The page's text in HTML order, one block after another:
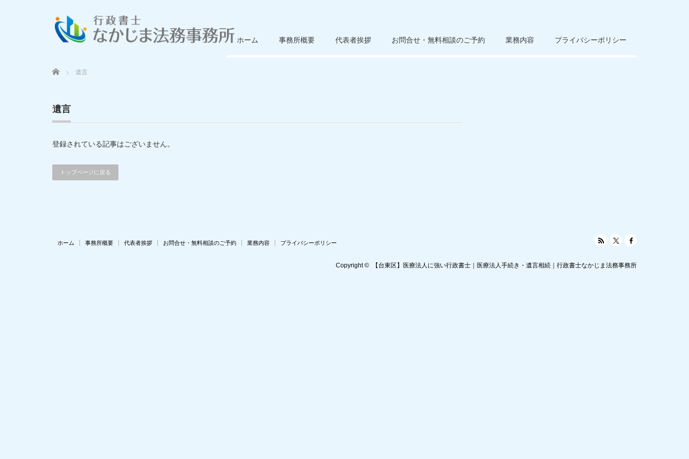
ホーム 事務所概要 代表者挨拶 お問合せ・無料相談のご予約 業務内容 プライバシーポリシー
Home 遺言
遺言
登録されている記事はございません。
トップページに戻る
ホーム 事務所概要 代表者挨拶 お問合せ・無料相談のご予約 業務内容 プライバシーポリシー
Copyright © 【台東区】医療法人に強い行政書士｜医療法人手続き・遺言相続｜行政書士なかじま法務事務所